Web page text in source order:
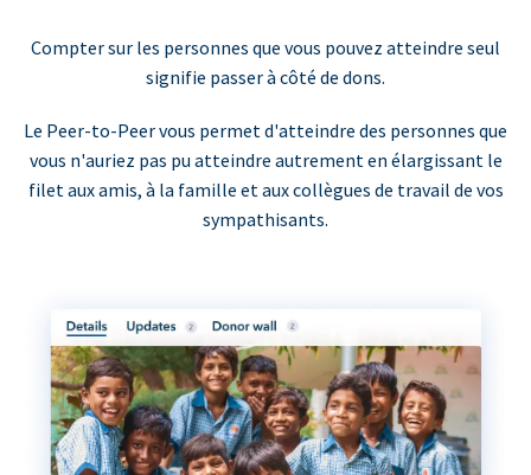
Compter sur les personnes que vous pouvez atteindre seul
signifie passer à côté de dons.
Le Peer-to-Peer vous permet d'atteindre des personnes que
vous n'auriez pas pu atteindre autrement en élargissant le
filet aux amis, à la famille et aux collègues de travail de vos
sympathisants.